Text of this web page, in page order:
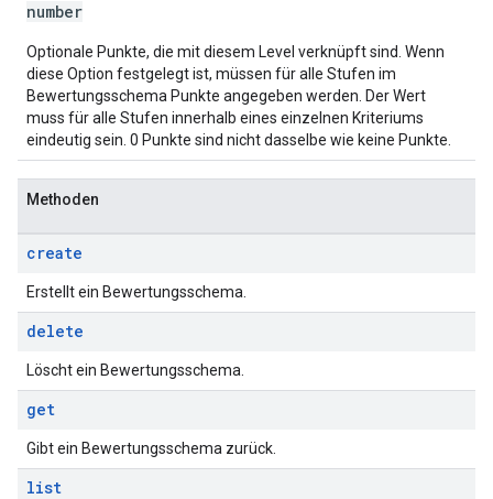
number
Optionale Punkte, die mit diesem Level verknüpft sind. Wenn
diese Option festgelegt ist, müssen für alle Stufen im
Bewertungsschema Punkte angegeben werden. Der Wert
muss für alle Stufen innerhalb eines einzelnen Kriteriums
eindeutig sein. 0 Punkte sind nicht dasselbe wie keine Punkte.
Methoden
create
Erstellt ein Bewertungsschema.
delete
Löscht ein Bewertungsschema.
get
Gibt ein Bewertungsschema zurück.
list